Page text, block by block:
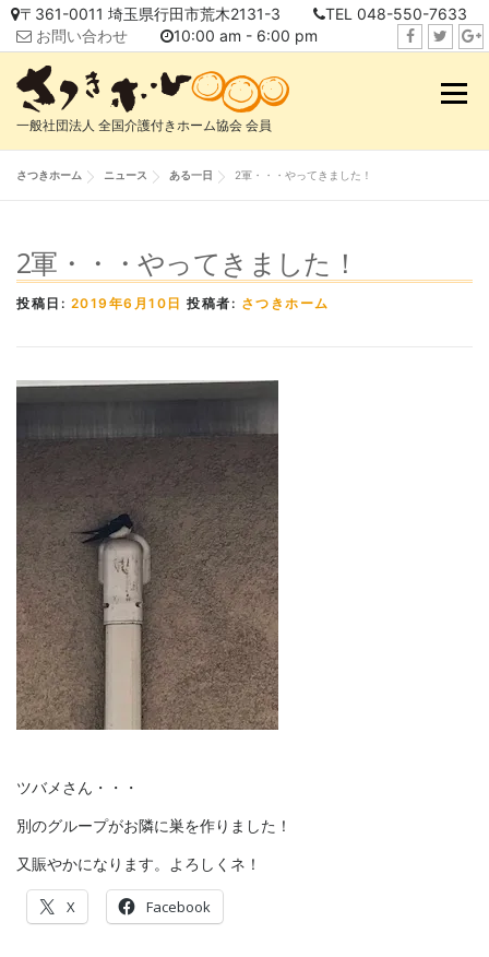
コ
テ
ス
〒361-0011 埼玉県行田市荒木2131-3
TEL 048-550-7633
お問い合わせ
10:00 am - 6:00 pm
w
i
一般社団法人 全国介護付きホーム協会 会員
メニュ
さつきホーム ニュース ある一日 2軍・・・やってきました！
2軍・・・やってきました！
投稿日: 2019年6月10日 投稿者: さつきホーム
ツバメさん・・・
別のグループがお隣に巣を作りました！
又賑やかになります。よろしくネ！
X Facebook